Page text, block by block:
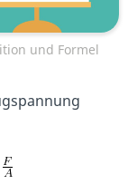
und Formel